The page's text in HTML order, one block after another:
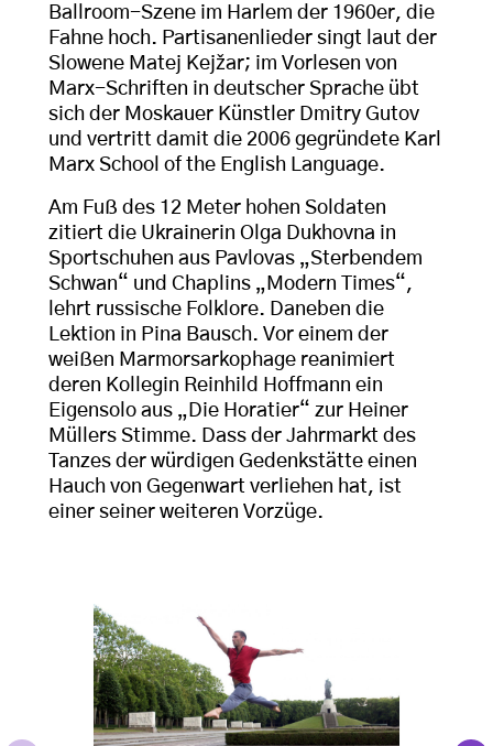
Ballroom-Szene im Harlem der 1960er, die
Fahne hoch. Partisanenlieder singt laut der
Slowene Matej Kejžar; im Vorlesen von
Marx-Schriften in deutscher Sprache übt
sich der Moskauer Künstler Dmitry Gutov
und vertritt damit die 2006 gegründete Karl
Marx School of the English Language.
Am Fuß des 12 Meter hohen Soldaten
zitiert die Ukrainerin Olga Dukhovna in
Sportschuhen aus Pavlovas „Sterbendem
Schwan“ und Chaplins „Modern Times“,
lehrt russische Folklore. Daneben die
Lektion in Pina Bausch. Vor einem der
weißen Marmorsarkophage reanimiert
deren Kollegin Reinhild Hoffmann ein
Eigensolo aus „Die Horatier“ zur Heiner
Müllers Stimme. Dass der Jahrmarkt des
Tanzes der würdigen Gedenkstätte einen
Hauch von Gegenwart verliehen hat, ist
einer seiner weiteren Vorzüge.